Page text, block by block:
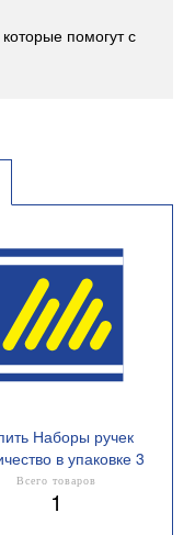
помогут с
Наборы ручек
в упаковке 3
шт.
Всего товаров
1